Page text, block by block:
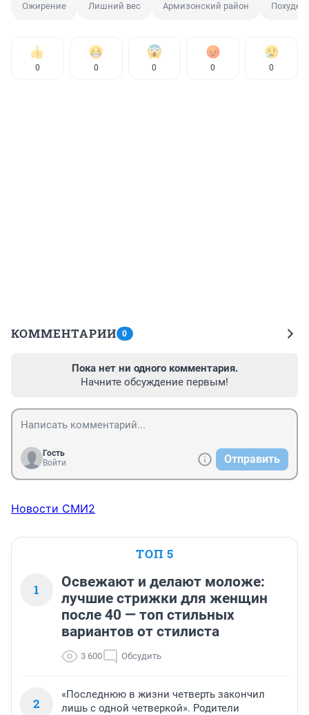
Ожирение Лишний вес Армизонский район
0 0 0 0 0
КОММЕНТАРИИ 0
Пока нет ни одного комментария.
Начните обсуждение первым!
Гость
Войти
Отправить
Новости СМИ2
ТОП 5
1
Освежают и делают моложе:
лучшие стрижки для женщин
после 40 — топ стильных
вариантов от стилиста
3 600 Обсудить
2
«Последнюю в жизни четверть закончил
лишь с одной четверкой». Родители